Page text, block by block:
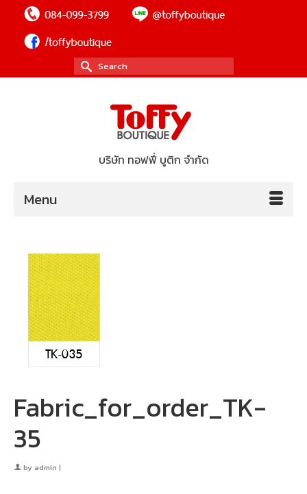
Search
for:
บริษัท ทอฟฟี่ บูติก จำกัด
Menu
Fabric_for_order_TK-
35
by admin |